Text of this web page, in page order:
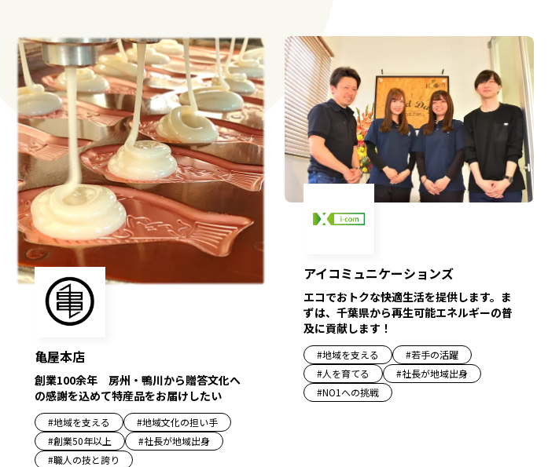
亀屋本店
創業100余年 房州・鴨川から贈答文化へ
の感謝を込めて特産品をお届けしたい
#地域を支える #地域文化の担い手
#創業50年以上 #社長が地域出身
#職人の技と誇り
アイコミュニケーションズ
エコでおトクな快適生活を提供します。ま
ずは、千葉県から再生可能エネルギーの普
及に貢献します！
#地域を支える #若手の活躍
#人を育てる #社長が地域出身
#NO1への挑戦